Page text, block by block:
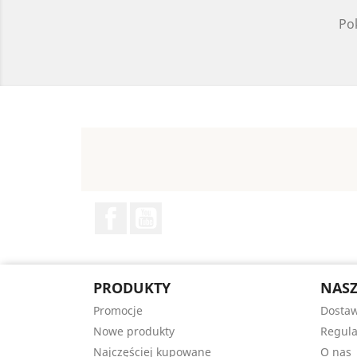
PRODUKTY
Promocje
Nowe produkty
Najczęściej kupowane
O nas